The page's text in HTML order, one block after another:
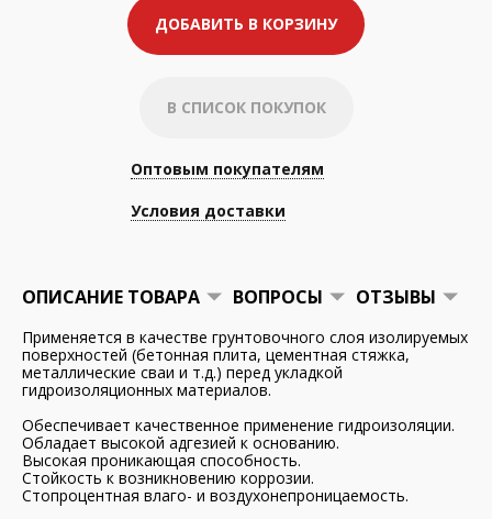
ДОБАВИТЬ В КОРЗИНУ
В СПИСОК ПОКУПОК
Оптовым покупателям
Условия доставки
ОПИСАНИЕ ТОВАРА ВОПРОСЫ ОТЗЫВЫ
Применяется в качестве грунтовочного слоя изолируемых
поверхностей (бетонная плита, цементная стяжка,
металлические сваи и т.д.) перед укладкой
гидроизоляционных материалов.
Обеспечивает качественное применение гидроизоляции.
Обладает высокой адгезией к основанию.
Высокая проникающая способность.
Стойкость к возникновению коррозии.
Стопроцентная влаго- и воздухонепроницаемость.